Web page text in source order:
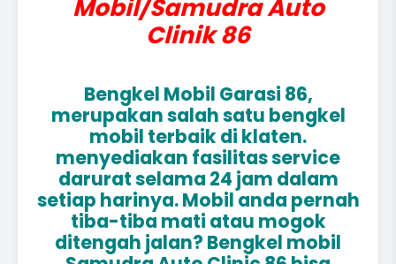
Mobil/Samudra Auto
Clinik 86
Bengkel Mobil Garasi 86,
merupakan salah satu bengkel
mobil terbaik di klaten.
menyediakan fasilitas service
darurat selama 24 jam dalam
setiap harinya. Mobil anda pernah
tiba-tiba mati atau mogok
ditengah jalan? Bengkel mobil